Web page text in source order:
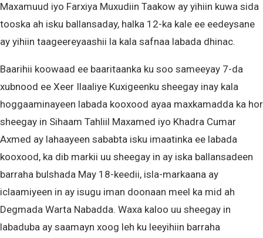
Maxamuud iyo Farxiya Muxudiin Taakow ay yihiin kuwa sida
tooska ah isku ballansaday, halka 12-ka kale ee eedeysane
ay yihiin taageereyaashii la kala safnaa labada dhinac.
Baarihii koowaad ee baaritaanka ku soo sameeyay 7-da
xubnood ee Xeer Ilaaliye Kuxigeenku sheegay inay kala
hoggaaminayeen labada kooxood ayaa maxkamadda ka hor
sheegay in Sihaam Tahliil Maxamed iyo Khadra Cumar
Axmed ay lahaayeen sababta isku imaatinka ee labada
kooxood, ka dib markii uu sheegay in ay iska ballansadeen
barraha bulshada May 18-keedii, isla-markaana ay
iclaamiyeen in ay isugu iman doonaan meel ka mid ah
Degmada Warta Nabadda. Waxa kaloo uu sheegay in
labaduba ay saamayn xoog leh ku leeyihiin barraha